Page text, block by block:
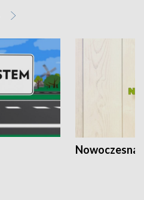
Nowoczesna